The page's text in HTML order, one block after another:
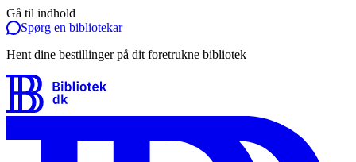
Gå til indhold
Spørg en bibliotekar
Hent dine bestillinger på dit foretrukne bibliotek